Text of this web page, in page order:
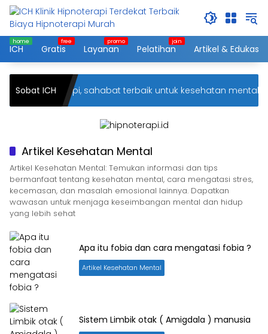
Langsung
konten
ICH
Gratis Layanan Pelatihan Artikel & Edukasi
Sobat ICH
Hipnoterapi, sahabat terbaik untuk kesehatan mental
Artikel Kesehatan Mental
Artikel Kesehatan Mental: Temukan informasi dan tips
bermanfaat tentang kesehatan mental, cara mengatasi stres,
kecemasan, dan masalah emosional lainnya. Dapatkan
wawasan untuk menjaga keseimbangan mental dan hidup
yang lebih sehat
Apa itu fobia dan cara mengatasi fobia ?
Artikel Kesehatan Mental
Sistem Limbik otak ( Amigdala ) manusia